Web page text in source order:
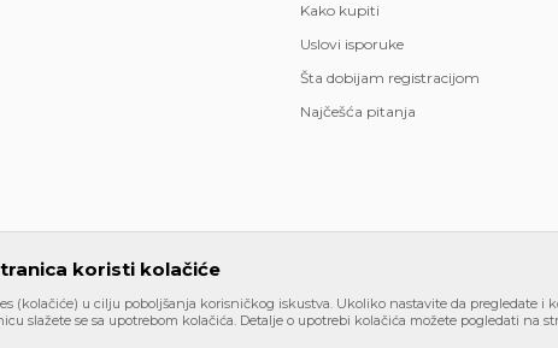
Kako kupiti
Uslovi isporuke
Šta dobijam registracijom
Najčešća pitanja
slika i samih cena, ali ne možemo garantovati da su sve
svakom trenutku. Raspoloživost robe možete proveriti besplatnim
koristi kolačiće
(kolačiće) u cilju poboljšanja korisničkog iskustva. Ukoliko nastavite da pregledate i
slažete se sa upotrebom kolačića. Detalje o upotrebi kolačića možete pogledati na